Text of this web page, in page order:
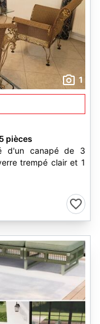
1
pièces
d'un canapé de 3
trempé clair et 1